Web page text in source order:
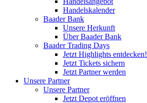
Handelskalender
Baader Bank
Unsere Herkunft
Über Baader Bank
Baader Trading Days
Jetzt Highlights entdecken!
Jetzt Tickets sichern
Jetzt Partner werden
Unsere Partner
Unsere Partner
Jetzt Depot eröffnen